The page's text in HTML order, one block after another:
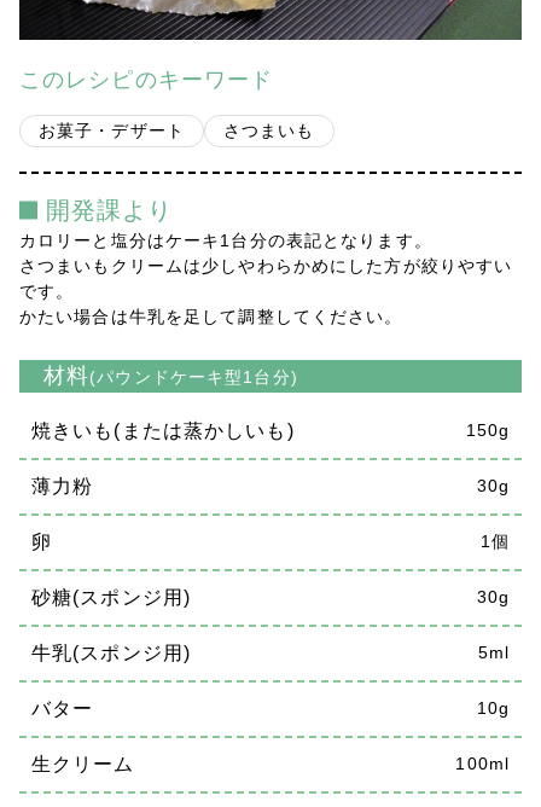
プライバシーポリシー
このレシピのキーワード
お菓子・デザート さつまいも
開発課より
カロリーと塩分はケーキ1台分の表記となります。
さつまいもクリームは少しやわらかめにした方が絞りやすい
です。
かたい場合は牛乳を足して調整してください。
材料(パウンドケーキ型1台分)
焼きいも(または蒸かしいも) 150g
薄力粉 30g
卵 1個
砂糖(スポンジ用) 30g
牛乳(スポンジ用) 5ml
バター 10g
生クリーム 100ml